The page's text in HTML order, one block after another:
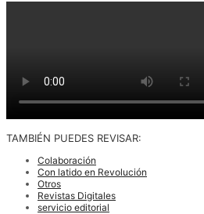
TAMBIÉN PUEDES REVISAR:
Colaboración
Con latido en Revolución
Otros
Revistas Digitales
servicio editorial